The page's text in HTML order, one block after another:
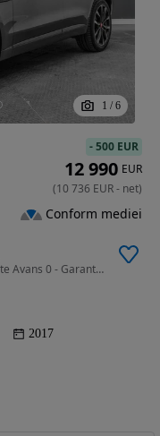
1 / 6
1999 cm3 • 180 CP • R-Sport - Posibilitate Rate Avans 0 - Garantie 12 Luni - IMPECABILA
2017
-500 EUR
12 990 EUR
(10 736 EUR- net)
Conform mediei